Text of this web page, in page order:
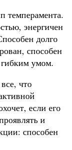
темперамента.
энергичен
долго
способен
гибким умом.
что
если его
и
способен